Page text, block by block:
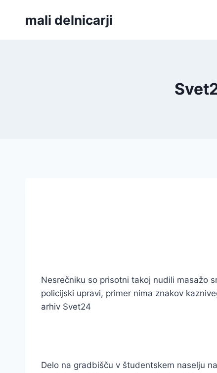
mali delnicarji
Nesrečniku so prisotni takoj nudili masažo
policijski upravi, primer nima znakov
arhiv Svet24
Delo na gradbišču v študentskem naselju